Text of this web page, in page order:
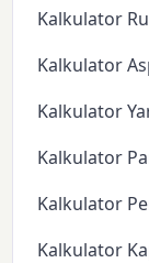
Kalkulator
Kalkulator
Kalkulator
Kalkulator
Kalkulator
Kalkulator